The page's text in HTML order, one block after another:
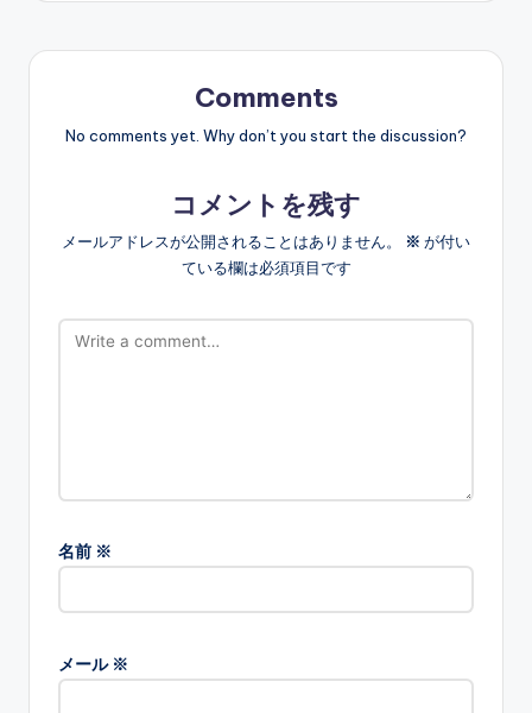
Comments
No comments yet. Why don’t you start the discussion?
コメントを残す
メールアドレスが公開されることはありません。 ※ が付い
ている欄は必須項目です
名前 ※
メール ※